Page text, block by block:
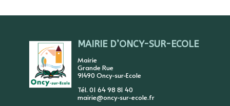
MAIRIE D’ONCY-SUR-ECOLE
Mairie
Grande Rue
91490 Oncy-sur-Ecole
Tél. 01 64 98 81 40
mairie@oncy-sur-ecole.fr